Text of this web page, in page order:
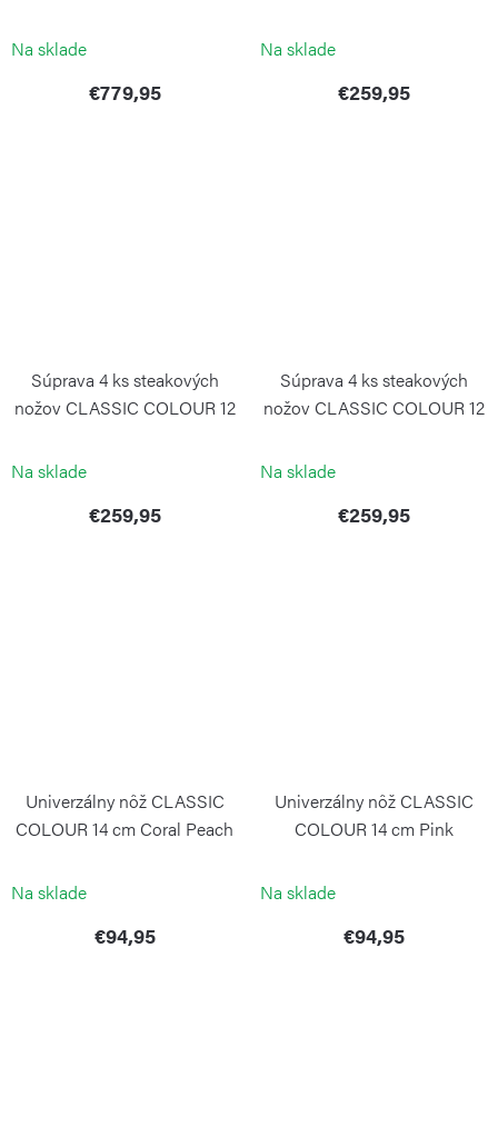
Na sklade
€779,95
Na sklade
€259,95
Súprava 4 ks steakových
nožov CLASSIC COLOUR 12
Na sklade
€259,95
Súprava 4 ks steakových
nožov CLASSIC COLOUR 12
Na sklade
€259,95
Univerzálny nôž CLASSIC
COLOUR 14 cm Coral Peach
Na sklade
€94,95
Univerzálny nôž CLASSIC
COLOUR 14 cm Pink
Na sklade
€94,95